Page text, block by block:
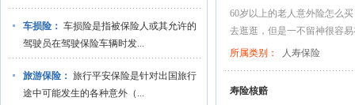
车损险： 车损险是指被保险人或其允许的
驾驶员在驾驶保险车辆时发...
旅游保险： 旅行平安保险是针对出国旅行
途中可能发生的各种意外（...
60岁以上的老人意外险怎么
去逛逛，但是一不留神很容
所属类别：
人寿保险
寿险核赔